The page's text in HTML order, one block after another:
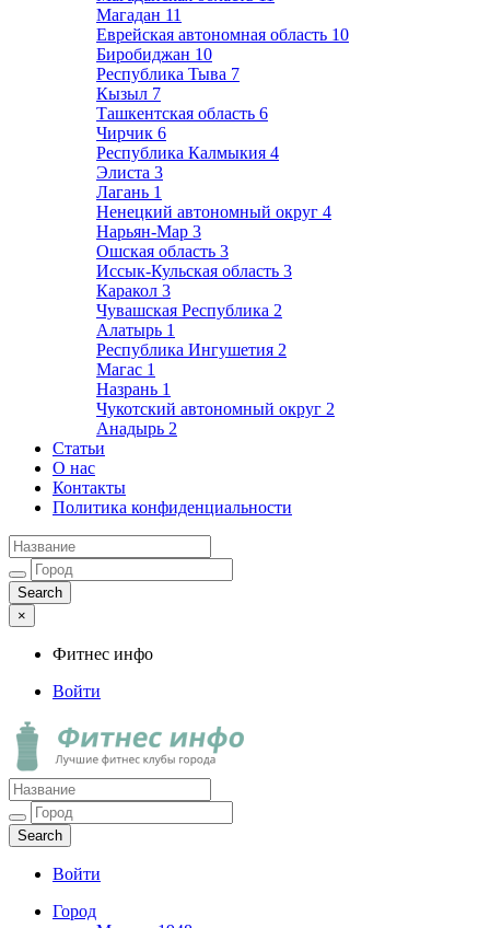
Магадан 11
Еврейская автономная область 10
Биробиджан 10
Республика Тыва 7
Кызыл 7
Ташкентская область 6
Чирчик 6
Республика Калмыкия 4
Элиста 3
Лагань 1
Ненецкий автономный округ 4
Нарьян-Мар 3
Ошская область 3
Иссык-Кульская область 3
Каракол 3
Чувашская Республика 2
Алатырь 1
Республика Ингушетия 2
Магас 1
Назрань 1
Чукотский автономный округ 2
Анадырь 2
Статьи
О нас
Контакты
Политика конфиденциальности
×
Фитнес инфо
Войти
Фитнес инфо
Лучшие фитнес клубы города
Войти
Город